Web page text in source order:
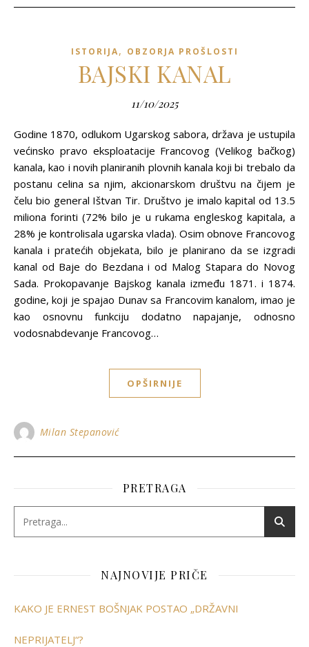
ISTORIJA, OBZORJA PROŠLOSTI
BAJSKI KANAL
11/10/2025
Godine 1870, odlukom Ugarskog sabora, država je ustupila
većinsko pravo eksploatacije Francovog (Velikog bačkog)
kanala, kao i novih planiranih plovnih kanala koji bi trebalo da
postanu celina sa njim, akcionarskom društvu na čijem je
čelu bio general Ištvan Tir. Društvo je imalo kapital od 13.5
miliona forinti (72% bilo je u rukama engleskog kapitala, a
28% je kontrolisala ugarska vlada). Osim obnove Francovog
kanala i pratećih objekata, bilo je planirano da se izgradi
kanal od Baje do Bezdana i od Malog Stapara do Novog
Sada. Prokopavanje Bajskog kanala između 1871. i 1874.
godine, koji je spajao Dunav sa Francovim kanalom, imao je
kao osnovnu funkciju dodatno napajanje, odnosno
vodosnabdevanje Francovog…
OPŠIRNIJE
Milan Stepanović
PRETRAGA
NAJNOVIJE PRIČE
KAKO JE ERNEST BOŠNJAK POSTAO „DRŽAVNI
NEPRIJATELJ“?